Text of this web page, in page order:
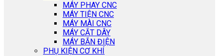
MÁY PHAY CNC
MÁY TIỆN CNC
MÁY MÀI CNC
MÁY CẮT DÂY
MÁY BẮN ĐIỆN
PHỤ KIỆN CƠ KHÍ